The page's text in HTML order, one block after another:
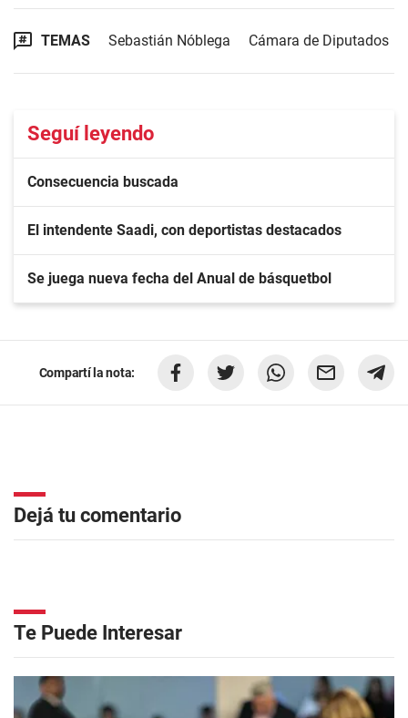
TEMAS Sebastián Nóblega Cámara de Diputados
Seguí leyendo
Consecuencia buscada
El intendente Saadi, con deportistas destacados
Se juega nueva fecha del Anual de básquetbol
Compartí la nota:
Dejá tu comentario
Te Puede Interesar